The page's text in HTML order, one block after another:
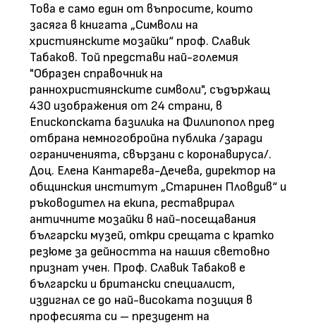
Това е само един от въпросите, които
засяга в книгата „Символи на
християнските мозайки“ проф. Славик
Табаков. Той представи най-големия
"Образен справочник на
раннохристиянските символи", съдържащ
430 изображения от 24 страни, в
Епископската базилика на Филипопол пред
отбрана немногобройна публика /заради
ограниченията, свързани с коронавируса/.
Доц. Елена Кантарева-Дечева, директор на
общинския институт „Старинен Пловдив“ и
ръководител на екипа, реставрирал
античните мозайки в най-посещавания
български музей, откри срещата с кратко
резюме за дейността на нашия световно
признат учен. Проф. Славик Табаков е
български и британски специалист,
издигнал се до най-високата позиция в
професията си – президент на